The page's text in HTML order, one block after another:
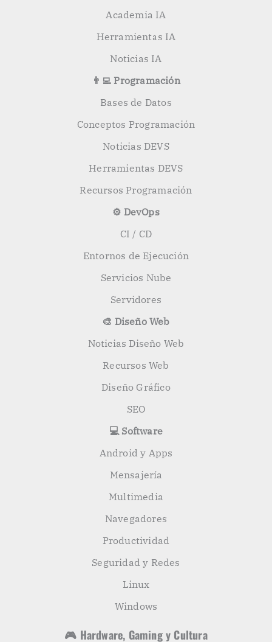
Academia IA
Herramientas IA
Noticias IA
👨‍💻 Programación
Bases de Datos
Conceptos Programación
Noticias DEVS
Herramientas DEVS
Recursos Programación
⚙️ DevOps
CI / CD
Entornos de Ejecución
Servicios Nube
Servidores
🎨 Diseño Web
Noticias Diseño Web
Recursos Web
Diseño Gráfico
SEO
💻 Software
Android y Apps
Mensajería
Multimedia
Navegadores
Productividad
Seguridad y Redes
Linux
Windows
🎮 Hardware, Gaming y Cultura